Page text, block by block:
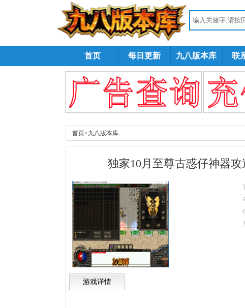
首页 每日更新 九八版本库 联
首页>九八版本库
独家10月至尊古惑仔神器
游戏详情